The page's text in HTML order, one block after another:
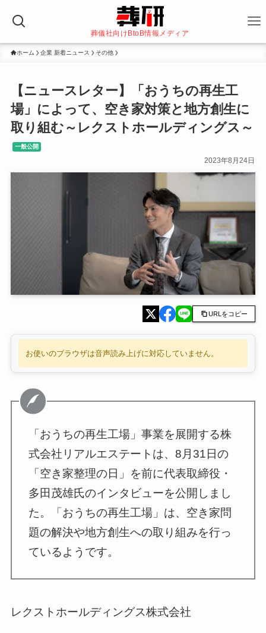
葬儀社向けBtoB情報メディア
ホーム 企業 新着ニュース その他
【ニュースレター】「おうちの再生工
場」によって、空き家対策と地方創生に
取り組む～レクストホールディングス～
一般公開
2023年8月24日
URLをコピー
お使いのブラウザは音声読み上げに対応していません。
「おうちの再生工場」事業を展開する株
式会社リアルエステートは、8月31日の
「空き家整理の日」を前に代表取締役・
多田茂雄氏のインタビューを公開しまし
た。「おうちの再生工場」は、空き家問
題の解決や地方創生への取り組みを行っ
ているようです。
レクストホールディングス株式会社